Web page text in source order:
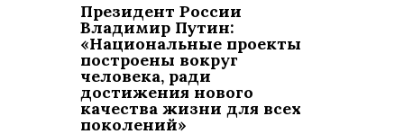
Президент России
Владимир Путин:
«Национальные проекты
построены вокруг
человека, ради
достижения нового
качества жизни для всех
поколений»